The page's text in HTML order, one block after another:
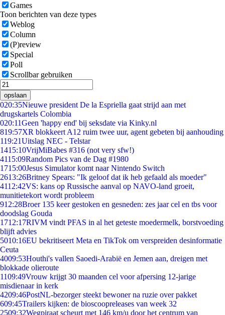
Games
Toon berichten van deze types
Weblog
Column
(P)review
Special
Poll
Scrollbar gebruiken
opslaan
020:35Nieuwe president De la Espriella gaat strijd aan met
drugskartels Colombia
020:11Geen 'happy end' bij seksdate via Kinky.nl
819:57XR blokkeert A12 ruim twee uur, agent gebeten bij aanhouding
119:21Uitslag NEC - Telstar
1415:10VrijMiBabes #316 (not very sfw!)
4115:09Random Pics van de Dag #1980
1715:00Jesus Simulator komt naar Nintendo Switch
2613:26Britney Spears: "Ik geloof dat ik heb gefaald als moeder"
4112:42VS: kans op Russische aanval op NAVO-land groeit,
munitietekort wordt probleem
912:28Broer 135 keer gestoken en gesneden: zes jaar cel en tbs voor
doodslag Gouda
1712:17RIVM vindt PFAS in al het geteste moedermelk, borstvoeding
blijft advies
5010:16EU bekritiseert Meta en TikTok om verspreiden desinformatie
Ceuta
4009:53Houthi's vallen Saoedi-Arabië en Jemen aan, dreigen met
blokkade olieroute
1109:49Vrouw krijgt 30 maanden cel voor afpersing 12-jarige
misdienaar in kerk
4209:46PostNL-bezorger steekt bewoner na ruzie over pakket
609:45Trailers kijken: de bioscoopreleases van week 32
2509:32Wegpiraat scheurt met 146 km/u door het centrum van